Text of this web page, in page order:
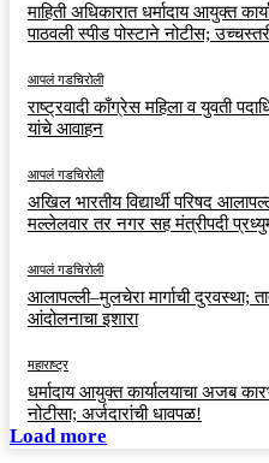
माहिती अधिकारात धर्मादाय आयुक्त
पाठवली स्पीड पोस्टाने नोटीस;
आपलं गडचिरोली
राष्ट्रवादी काँग्रेस महिला व युवती
यांचे आवाहन
आपलं गडचिरोली
अखिल भारतीय विद्यार्थी परिषद
मल्लेलवार तर नगर सह मंत्रीपदी
आपलं गडचिरोली
आलापल्ली–मुलचेरा मार्गाची दुरवस्था;
आंदोलनाचा इशारा
महाराष्ट्र
धर्मादाय आयुक्त कार्यालयाचा अजब
नोटीसा; अर्जदारांची धावपळ!
Load more